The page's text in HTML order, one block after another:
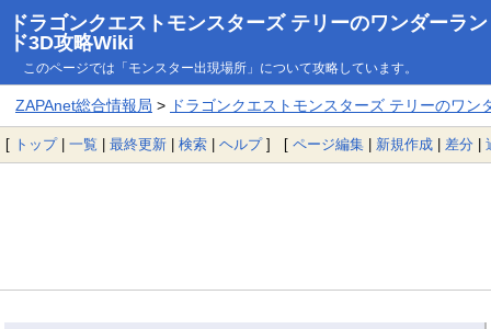
ドラゴンクエストモンスターズ テリーのワンダーラン
ド3D攻略Wiki
このページでは「モンスター出現場所」について攻略しています。
ZAPAnet総合情報局 > ドラゴンクエストモンスターズ テリーのワン
[ トップ| 一覧 | 最終更新 | 検索 | ヘルプ] [ ページ編集 | 新規作成 | 差分 |